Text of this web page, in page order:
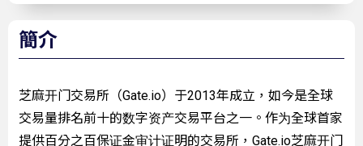
簡介
芝麻开门交易所（Gate.io）于2013年成立，如今是全球
交易量排名前十的数字资产交易平台之一。作为全球首家
提供百分之百保证金审计证明的交易所，Gate.io芝麻开门